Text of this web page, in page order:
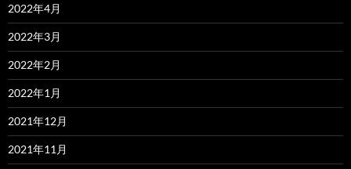
2022年4月
2022年3月
2022年2月
2022年1月
2021年12月
2021年11月